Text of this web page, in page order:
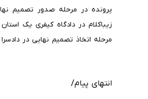
پرونده در مرحله صدور تصمیم
زیباکلام در دادگاه کیفری یک
مرحله اتخاذ تصمیم نهایی در دادسرا
انتهای پیام/